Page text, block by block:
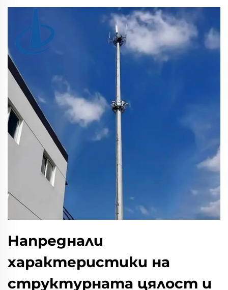
Напреднали
характеристики на
структурната цялост и